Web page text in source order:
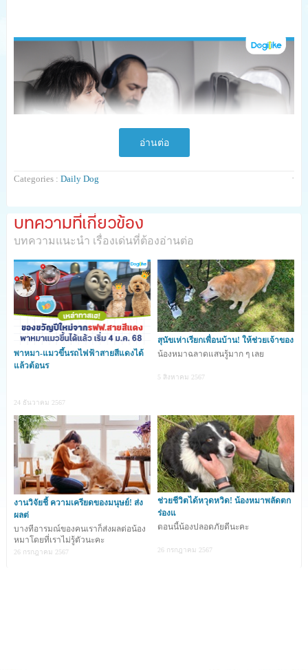
Gill และ Warren Press คู่สามีภรรยาได้เรียกร้องขอเงินค่า
โดยสารเต็มจำนวนคืนจากสายการบินสิงคโปร์แอร์ไลน์ หลัง
จากที่ทั้งคู่ได้ซื้อตั๋วชั้นประหยัดพรีเมียมเพื่อต้องการการเดิน
ทางที่สะดวกสบายกว่า แต่ต้องนั่งที่นั่งติดกับสุนัขช่วยเหลือ
ของผู้โดยสารรายหนึ่ง โดยที่คู่รักถูกรบกวนการพักผ่อน
เนื่องจากสุนัขตัวดังกล่าวทั้งส่งเสียงกรนและตดตลอดการเดิน
ทาง 13 ชั่วโมง
การเดินทางนี้เริ่มต้นจากปารีส ประเทศฝรั่งเศส ปลายทาง
อ่านต่อ
Categories : Daily Dog ·
บทความที่เกี่ยวข้อง
บทความแนะนำ เรื่องเด่นที่ต้องอ่านต่อ
พาหมา-แมวขึ้นรถไฟฟ้าสายสีแดงได้
แล้วต้อนร
24 ธันวาคม 2567
สุนัขเห่าเรียกเพื่อนบ้าน! ให้ช่วยเจ้าของ
น้องหมาฉลาดแสนรู้มาก ๆ เลย
5 สิงหาคม 2567
งานวิจัยชี้ ความเครียดของมนุษย์! ส่ง
ผลต่
บางทีอารมณ์ของคนเราก็ส่งผลต่อน้อง
หมาโดยที่เราไม่รู้ตัวนะคะ
26 กรกฎาคม 2567
ช่วยชีวิตได้หวุดหวิด! น้องหมาพลัดตก
ร่องแ
ตอนนี้น้องปลอดภัยดีนะคะ
26 กรกฎาคม 2567